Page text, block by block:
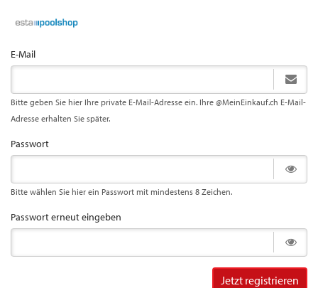
E-Mail
Bitte geben Sie hier Ihre private E-Mail-Adresse ein. Ihre @MeinEinkauf.ch E-Mail-
Adresse erhalten Sie später.
Passwort
Bitte wählen Sie hier ein Passwort mit mindestens 8 Zeichen.
Passwort erneut eingeben
Jetzt registrieren